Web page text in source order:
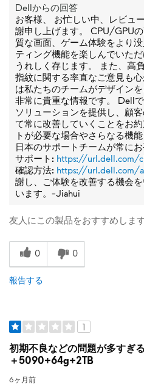
Dellからの回答
お客様、 お忙しい中、レビュ
謝申し上げます。 CPU/GPU
質な画面、ゲーム体験をより
ティング機能を楽しんでいた
うれしく存じます。 また、高
指紋に関する率直なご意見も
は私たちのチームがデザイン
非常に貴重な情報です。 Dell
ソリューションを提供し、顧
て常に改善していくことをお
トが必要な場合やさらなる機
日本のサポートチームが常に
サポート: https://url.dell.com/
確認方法: https://url.dell.com/
謝し、ご体験を改善する機会
います。-Jiahui
友人にこの製品をおすすめしま
0 0
報告する
1
初期不良などの問題が多すぎ
＋5090+64g+2TB
6ヶ月前